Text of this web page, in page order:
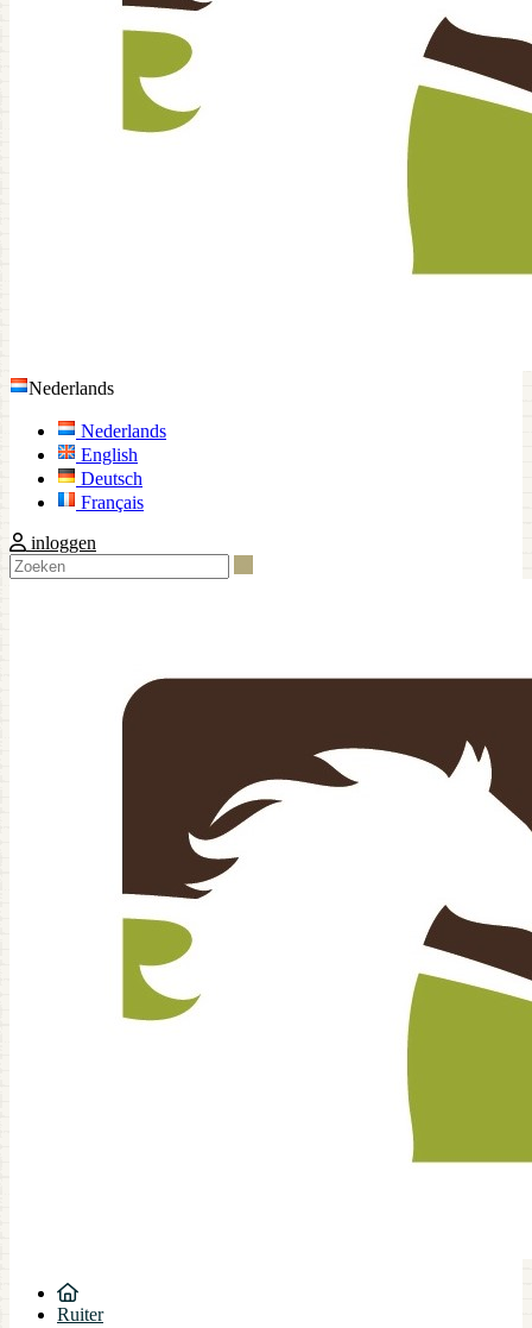
Nederlands
Nederlands
English
Deutsch
Français
inloggen
Ruiter